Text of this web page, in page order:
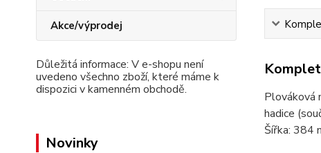
Akce/výprodej
Důležitá informace: V e-shopu není
uvedeno všechno zboží, které máme k
dispozici v kamenném obchodě.
Novinky
Plováková
hadice
Šířka: 384